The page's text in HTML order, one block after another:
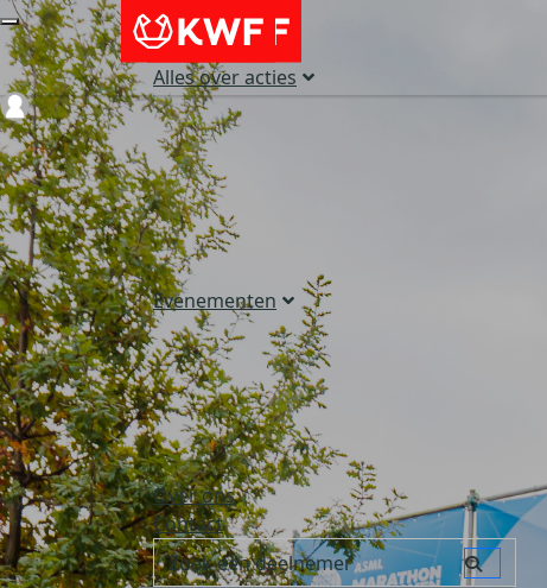
Alles over acties
Evenementen
Over ons
Contact
Login